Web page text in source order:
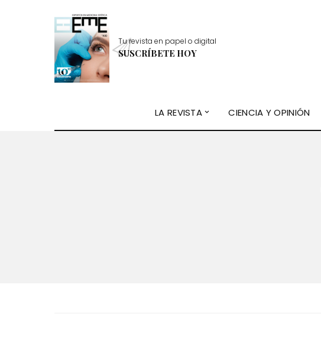
Tu revista en papel o digital
SUSCRÍBETE HOY
LA REVISTA CIENCIA Y OPINIÓN